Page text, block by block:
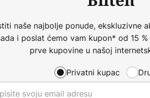
naše najbolje ponude, ekskluzivne
i poslat ćemo vam kupon* od 15
prve kupovine u našoj
Privatni kupac